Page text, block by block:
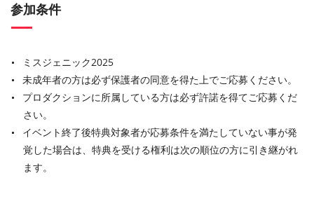
参加条件
ミスジェニック2025
未成年者の方は必ず保護者の同意を得た上でご応募ください。
プロダクションに所属している方は必ず許諾を得てご応募くだ
さい。
イベント終了後特典対象者が応募条件を満たしていない事が発
覚した場合は、特典を受ける権利は次の順位の方に引き継がれ
ます。